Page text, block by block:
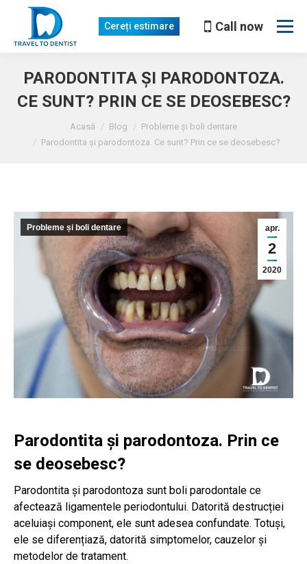
Cereți estimare Call now
PARODONTITA ȘI PARODONTOZA.
CE SUNT? PRIN CE SE DEOSEBESC?
Acasă Blog
Probleme și boli dentare
Parodontita și parodontoza. Ce sunt? Prin ce se deosebesc?
apr.
2
2020
Probleme și boli dentare
Parodontita și parodontoza. Prin ce
se deosebesc?
Parodontita și parodontoza sunt boli parodontale ce
afectează ligamentele periodontului. Datorită destrucției
aceluiași component, ele sunt adesea confundate. Totuși,
ele se diferențiază, datorită simptomelor, cauzelor și
metodelor de tratament.